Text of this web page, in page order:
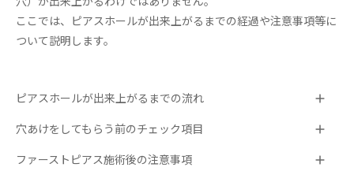
ここでは、ピアスホールが出来上がるまでの経過や注意事項等に
ついて説明します。
ピアスホールが出来上がるまでの流れ
穴あけをしてもらう前のチェック項目
ファーストピアス施術後の注意事項